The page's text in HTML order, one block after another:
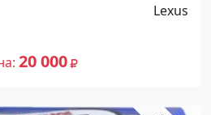
Lexus
20 000